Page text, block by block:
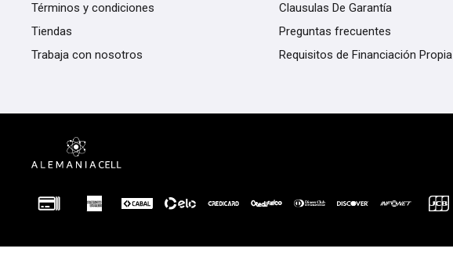
Términos y condiciones
Tiendas
Trabaja con nosotros
Clausulas De Garantía
Preguntas frecuentes
Requisitos de Financiación Propia